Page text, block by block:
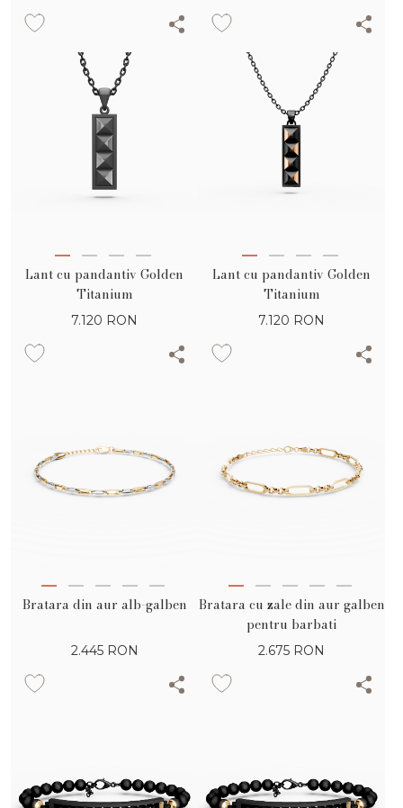
Lant cu pandantiv Golden
Titanium
7.120 RON
Lant cu pandantiv Golden
Titanium
7.120 RON
Bratara din aur alb-galben
2.445 RON
Bratara cu zale din aur galben
pentru barbati
2.675 RON